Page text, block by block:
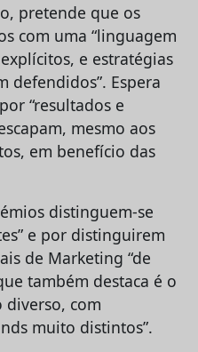
pretende que os
com uma “linguagem
e estratégias
defendidos”. Espera
“resultados e
mesmo aos
em benefício das
distinguem-se
e por distinguirem
de Marketing “de
também destaca é o
diverso, com
muito distintos”.